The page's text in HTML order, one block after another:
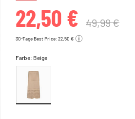
22,50 € 49,99 €
30-Tage Best Price: 22,50 €
Farbe: Beige